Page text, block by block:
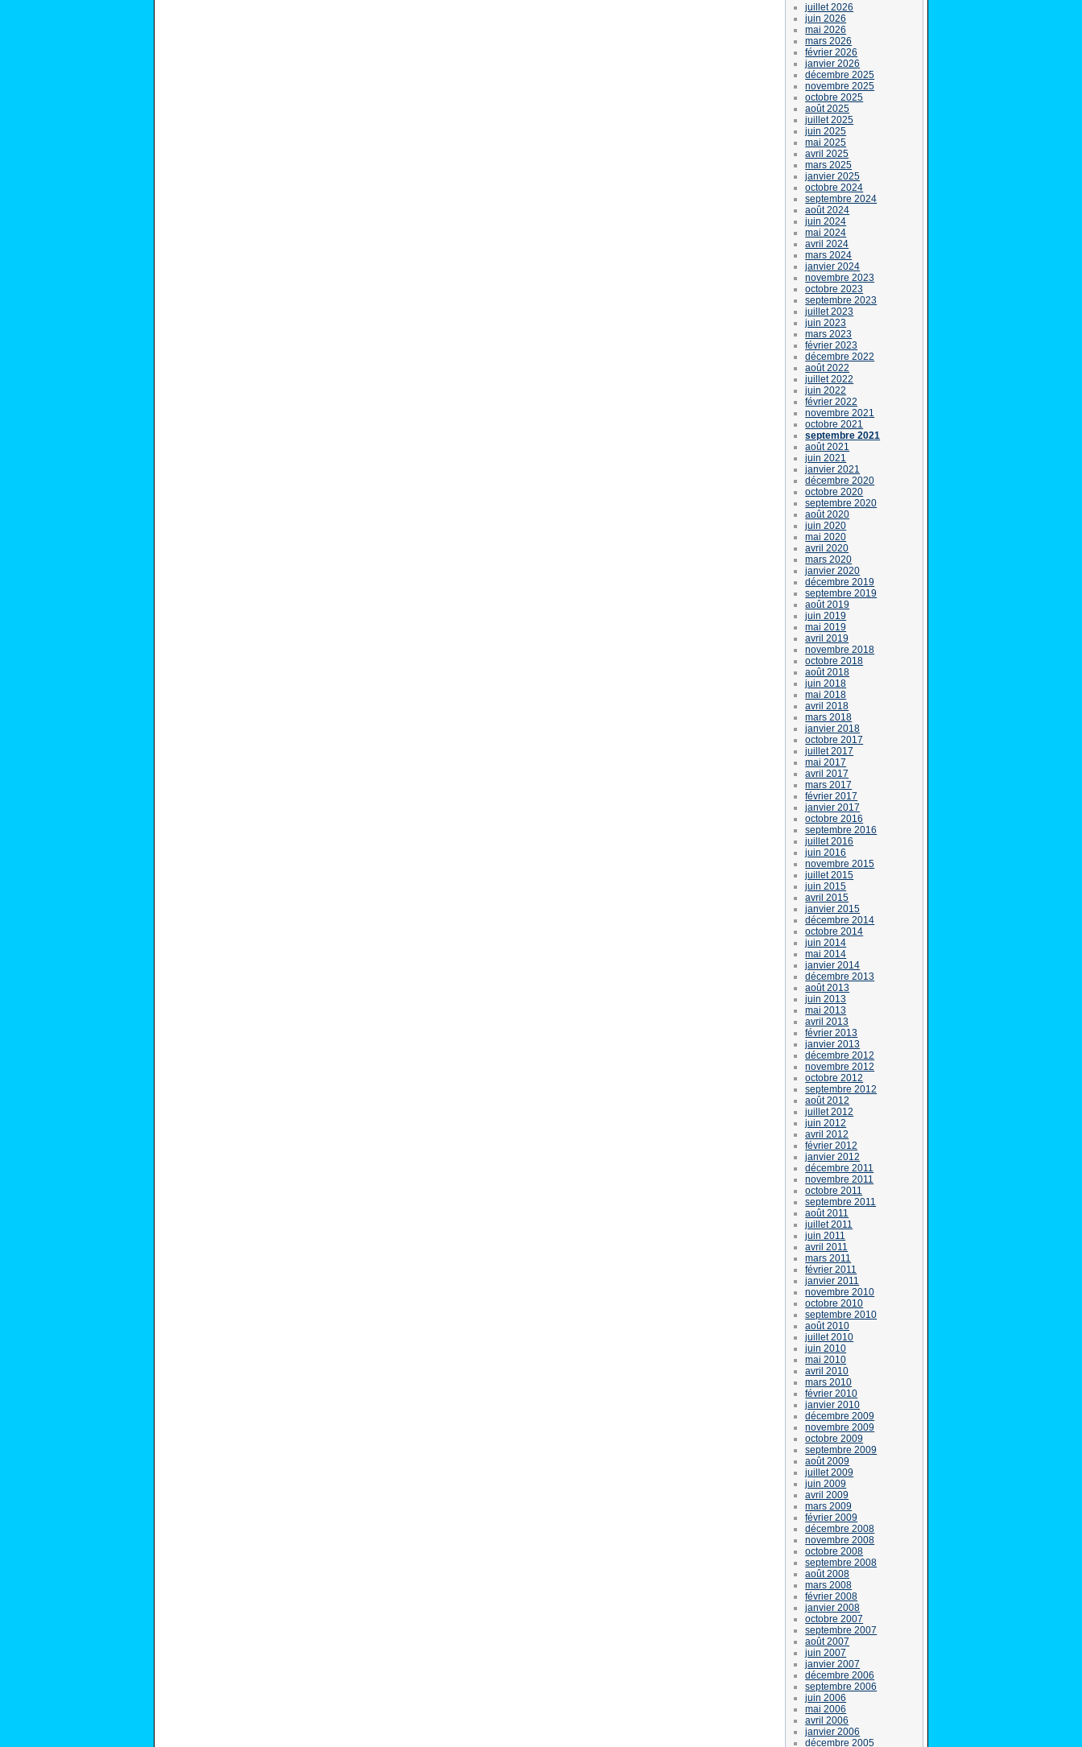
juillet 2026
juin 2026
mai 2026
mars 2026
février 2026
janvier 2026
décembre 2025
novembre 2025
octobre 2025
août 2025
juillet 2025
juin 2025
mai 2025
avril 2025
mars 2025
janvier 2025
octobre 2024
septembre 2024
août 2024
juin 2024
mai 2024
avril 2024
mars 2024
janvier 2024
novembre 2023
octobre 2023
septembre 2023
juillet 2023
juin 2023
mars 2023
février 2023
décembre 2022
août 2022
juillet 2022
juin 2022
février 2022
novembre 2021
octobre 2021
septembre 2021
août 2021
juin 2021
janvier 2021
décembre 2020
octobre 2020
septembre 2020
août 2020
juin 2020
mai 2020
avril 2020
mars 2020
janvier 2020
décembre 2019
septembre 2019
août 2019
juin 2019
mai 2019
avril 2019
novembre 2018
octobre 2018
août 2018
juin 2018
mai 2018
avril 2018
mars 2018
janvier 2018
octobre 2017
juillet 2017
mai 2017
avril 2017
mars 2017
février 2017
janvier 2017
octobre 2016
septembre 2016
juillet 2016
juin 2016
novembre 2015
juillet 2015
juin 2015
avril 2015
janvier 2015
décembre 2014
octobre 2014
juin 2014
mai 2014
janvier 2014
décembre 2013
août 2013
juin 2013
mai 2013
avril 2013
février 2013
janvier 2013
décembre 2012
novembre 2012
octobre 2012
septembre 2012
août 2012
juillet 2012
juin 2012
avril 2012
février 2012
janvier 2012
décembre 2011
novembre 2011
octobre 2011
septembre 2011
août 2011
juillet 2011
juin 2011
avril 2011
mars 2011
février 2011
janvier 2011
novembre 2010
octobre 2010
septembre 2010
août 2010
juillet 2010
juin 2010
mai 2010
avril 2010
mars 2010
février 2010
janvier 2010
décembre 2009
novembre 2009
octobre 2009
septembre 2009
août 2009
juillet 2009
juin 2009
avril 2009
mars 2009
février 2009
décembre 2008
novembre 2008
octobre 2008
septembre 2008
août 2008
mars 2008
février 2008
janvier 2008
octobre 2007
septembre 2007
août 2007
juin 2007
janvier 2007
décembre 2006
septembre 2006
juin 2006
mai 2006
avril 2006
janvier 2006
décembre 2005